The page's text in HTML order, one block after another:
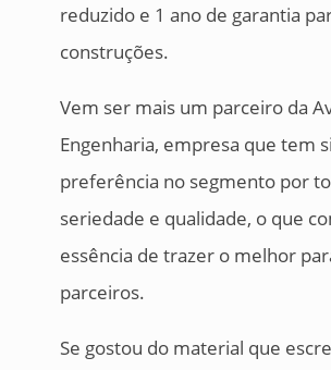
reduzido e 1 ano de garantia
construções.
Vem ser mais um parceiro da
Engenharia, empresa que tem
preferência no segmento por
seriedade e qualidade, o que
essência de trazer o melhor
parceiros.
Se gostou do material que